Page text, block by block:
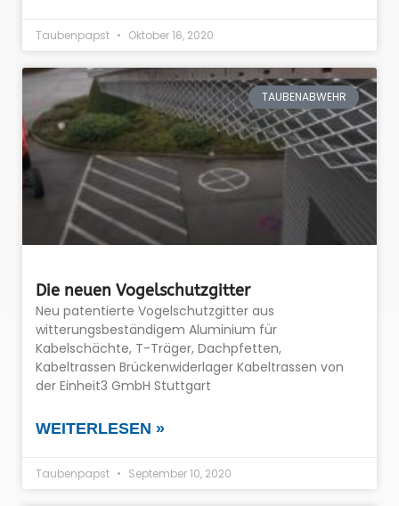
Taubenpapst Oktober 16, 2020
TAUBENABWEHR
Die neuen Vogelschutzgitter
Neu patentierte Vogelschutzgitter aus
witterungsbeständigem Aluminium für
Kabelschächte, T-Träger, Dachpfetten,
Kabeltrassen Brückenwiderlager Kabeltrassen von
der Einheit3 GmbH Stuttgart
WEITERLESEN »
Taubenpapst September 10, 2020